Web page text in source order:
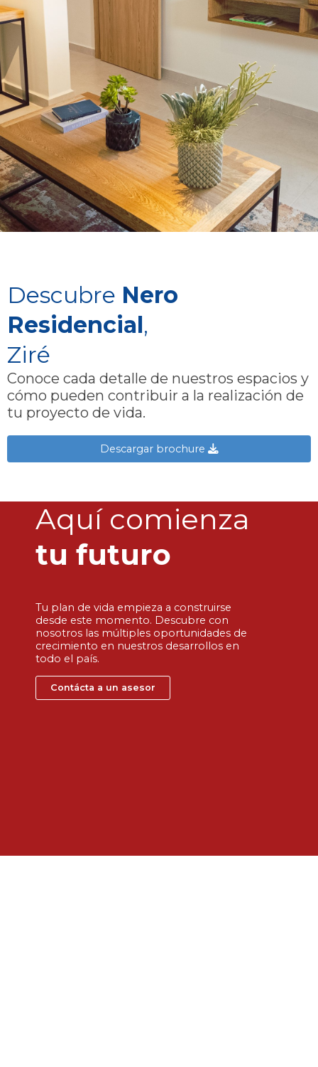
Descubre Nero
Residencial,
Ziré
Conoce cada detalle de nuestros espacios y
cómo pueden contribuir a la realización de
tu proyecto de vida.
Descargar brochure
Aquí comienza
tu futuro
Tu plan de vida empieza a construirse
desde este momento. Descubre con
nosotros las múltiples oportunidades de
crecimiento en nuestros desarrollos en
todo el país.
Contácta a un asesor